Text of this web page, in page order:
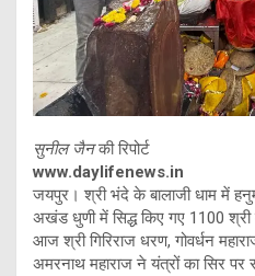
सुनील जैनकी रिपोर्ट
www.daylifenews.in
जयपुर। श्री भंदे के बालाजी धाम में
अखंड धुणी में सिद्ध किए गए 1100 श्री
आज श्री गिरिराज धरण, गोवर्धन
अमरनाथ महाराज ने यंत्रों का सिर पर